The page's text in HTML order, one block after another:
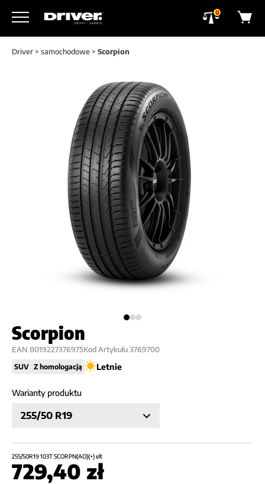
0
Driver > samochodowe > Scorpion
Scorpion
EAN 8019227376975Kod Artykułu 3769700
SUV Z homologacją Letnie
Warianty produktu
255/50 R19
255/50R19 103T SCORPN(AO)(+) elt
729,40 zł